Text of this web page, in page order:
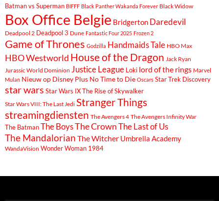
Batman vs Superman BIFFF Black Panther Wakanda Forever Black Widow
Box Office Belgie Bridgerton Daredevil
Deadpool 2 Deadpool 3 Dune Fantastic Four 2025 Frozen 2
Game of Thrones Godzilla Handmaids Tale HBO Max
HBO Westworld House of the Dragon Jack Ryan
Jurassic World Dominion Justice League Loki lord of the rings Marvel
Mulan Nieuw op Disney Plus No Time to Die Oscars Star Trek Discovery
star wars Star Wars IX The Rise of Skywalker
Star Wars VIII: The Last Jedi Stranger Things
streamingdiensten The Avengers 4 The Avengers Infinity War
The BatmanThe BoysThe CrownThe Last of Us
The Mandalorian The Witcher Umbrella Academy
WandaVision Wonder Woman 1984